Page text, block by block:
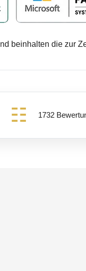
beinhalten die zur
1732